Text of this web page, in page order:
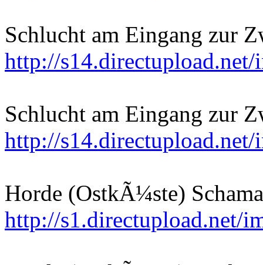
Schlucht am Eingang zur
http://
Schlucht am Eingang zur
http://
Horde (OstkÃ¼ste)
http://s1.directupload.net/